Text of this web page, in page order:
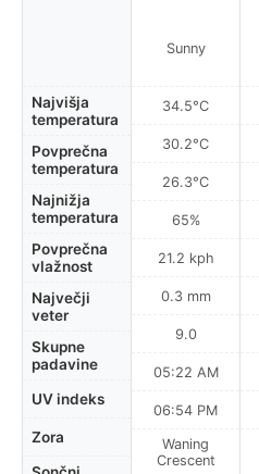
Najvišja
temperatura
Povprečna
temperatura
Najnižja
temperatura
Povprečna
vlažnost
Največji
veter
Skupne
padavine
UV indeks
Zora
Sunny
34.5°C
30.2°C
26.3°C
65%
21.2 kph
0.3 mm
9.0
05:22 AM
06:54 PM
Waning
Crescent